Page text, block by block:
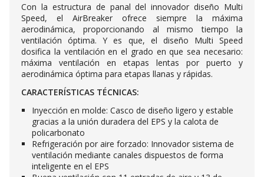
Con la estructura de panal del innovador diseño Multi
Speed, el AirBreaker ofrece siempre la máxima
aerodinámica, proporcionando al mismo tiempo la
ventilación óptima. Y es que, el diseño Multi Speed
dosifica la ventilación en el grado en que sea necesario:
máxima ventilación en etapas lentas por puerto y
aerodinámica óptima para etapas llanas y rápidas.
CARACTERÍSTICAS TÉCNICAS:
Inyección en molde: Casco de diseño ligero y estable
gracias a la unión duradera del EPS y la calota de
policarbonato
Refrigeración por aire forzado: Innovador sistema de
ventilación mediante canales dispuestos de forma
inteligente en el EPS